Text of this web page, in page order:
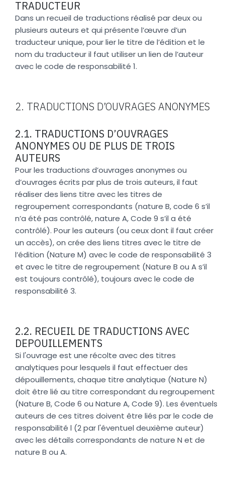
TRADUCTEUR
Dans un recueil de traductions réalisé par deux ou
plusieurs auteurs et qui présente l’œuvre d’un
traducteur unique, pour lier le titre de l’édition et le
nom du traducteur il faut utiliser un lien de l’auteur
avec le code de responsabilité 1.
2. TRADUCTIONS D’OUVRAGES ANONYMES
2.1. TRADUCTIONS D’OUVRAGES
ANONYMES OU DE PLUS DE TROIS
AUTEURS
Pour les traductions d’ouvrages anonymes ou
d’ouvrages écrits par plus de trois auteurs, il faut
réaliser des liens titre avec les titres de
regroupement correspondants (nature B, code 6 s’il
n’a été pas contrôlé, nature A, Code 9 s’il a été
contrôlé). Pour les auteurs (ou ceux dont il faut créer
un accès), on crée des liens titres avec le titre de
l’édition (Nature M) avec le code de responsabilité 3
et avec le titre de regroupement (Nature B ou A s’il
est toujours contrôlé), toujours avec le code de
responsabilité 3.
2.2. RECUEIL DE TRADUCTIONS AVEC
DEPOUILLEMENTS
Si l'ouvrage est une récolte avec des titres
analytiques pour lesquels il faut effectuer des
dépouillements, chaque titre analytique (Nature N)
doit être lié au titre correspondant du regroupement
(Nature B, Code 6 ou Nature A, Code 9). Les éventuels
auteurs de ces titres doivent être liés par le code de
responsabilité l (2 par l'éventuel deuxième auteur)
avec les détails correspondants de nature N et de
nature B ou A.